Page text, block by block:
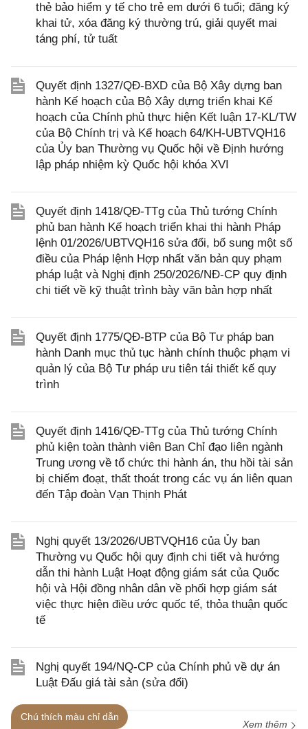
thẻ bảo hiểm y tế cho trẻ em dưới 6 tuổi; đăng ký
khai tử, xóa đăng ký thường trú, giải quyết mai
táng phí, tử tuất
Quyết định 1327/QĐ-BXD của Bộ Xây dựng ban
hành Kế hoạch của Bộ Xây dựng triển khai Kế
hoạch của Chính phủ thực hiện Kết luận 17-KL/TW
của Bộ Chính trị và Kế hoạch 64/KH-UBTVQH16
của Ủy ban Thường vụ Quốc hội về Định hướng
lập pháp nhiệm kỳ Quốc hội khóa XVI
Quyết định 1418/QĐ-TTg của Thủ tướng Chính
phủ ban hành Kế hoạch triển khai thi hành Pháp
lệnh 01/2026/UBTVQH16 sửa đổi, bổ sung một số
điều của Pháp lệnh Hợp nhất văn bản quy phạm
pháp luật và Nghị định 250/2026/NĐ-CP quy định
chi tiết về kỹ thuật trình bày văn bản hợp nhất
Quyết định 1775/QĐ-BTP của Bộ Tư pháp ban
hành Danh mục thủ tục hành chính thuộc phạm vi
quản lý của Bộ Tư pháp ưu tiên tái thiết kế quy
trình
Quyết định 1416/QĐ-TTg của Thủ tướng Chính
phủ kiện toàn thành viên Ban Chỉ đạo liên ngành
Trung ương về tổ chức thi hành án, thu hồi tài sản
bị chiếm đoạt, thất thoát trong các vụ án liên quan
đến Tập đoàn Vạn Thịnh Phát
Nghị quyết 13/2026/UBTVQH16 của Ủy ban
Thường vụ Quốc hội quy định chi tiết và hướng
dẫn thi hành Luật Hoạt động giám sát của Quốc
hội và Hội đồng nhân dân về phối hợp giám sát
việc thực hiện điều ước quốc tế, thỏa thuận quốc
tế
Nghị quyết 194/NQ-CP của Chính phủ về dự án
Luật Đấu giá tài sản (sửa đổi)
Xem thêm
Chú thích màu chỉ dẫn